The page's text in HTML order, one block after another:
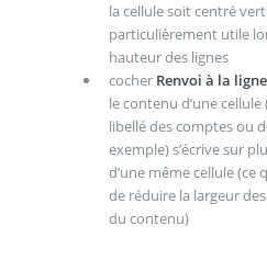
la cellule soit centré
particulièrement utile
hauteur des lignes
cocher Renvoi à la
le contenu d’une
libellé des comptes ou
exemple) s’écrive sur
d’une même cellule
de réduire la largeur
du contenu)